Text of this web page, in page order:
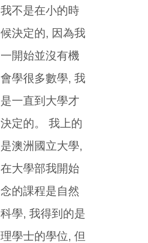
我不是在小的時
候決定的, 因為我
一開始並沒有機
會學很多數學, 我
是一直到大學才
決定的。 我上的
是澳洲國立大學,
在大學部我開始
念的課程是自然
科學, 我得到的是
理學士的學位, 但